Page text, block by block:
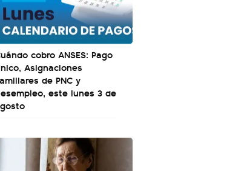
cobro ANSES: Pago
Asignaciones
de PNC y
este lunes 3 de